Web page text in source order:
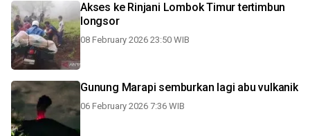
Akses ke Rinjani Lombok Timur tertimbun
longsor
08 February 2026 23:50 WIB
Gunung Marapi semburkan lagi abu vulkanik
06 February 2026 7:36 WIB